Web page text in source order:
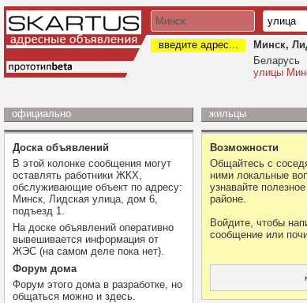
введите адрес...
Минск,
Беларусь
улицы
официально
Доска объявлений
В этой колонке сообщения могут
оставлять работники ЖКХ,
обслуживающие объект по адресу:
Минск, Лидская улица, дом 6,
подъезд 1.
На доске объявлений оперативно
вывешивается информация от
ЖЭС (на самом деле пока нет).
Форум дома
Форум этого дома в разработке, но
общаться можно и здесь.
жильцы
Возможности
Общайтесь с
ними локальные
узнавайте
районе.
Войдите, чтобы
сообщение или